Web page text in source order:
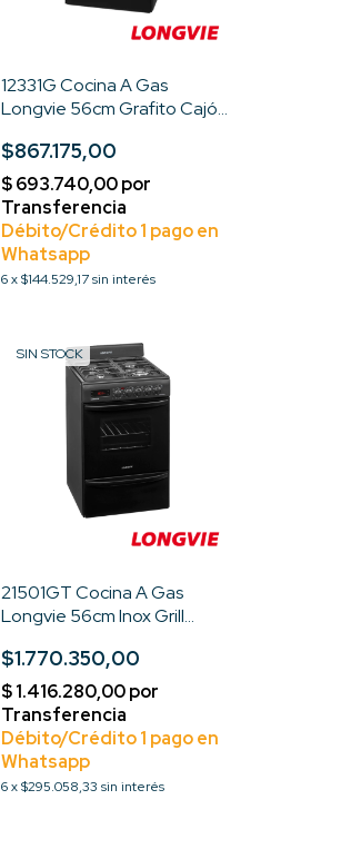
12331G Cocina A Gas
Longvie 56cm Grafito Cajón
Multigas
$867.175,00
6 x$144.529,17 sin interés
SIN STOCK
21501GT Cocina A Gas
Longvie 56cm Inox Grill
$1.770.350,00
6 x$295.058,33 sin interés